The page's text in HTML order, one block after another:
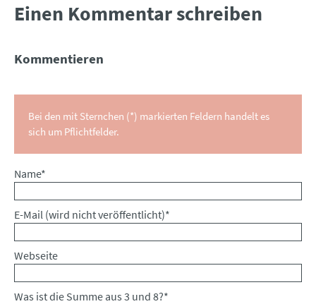
Einen Kommentar schreiben
Kommentieren
Bei den mit Sternchen (*) markierten Feldern handelt es
sich um Pflichtfelder.
Pflichtfeld
Name*
Pflichtfeld
E-Mail (wird nicht veröffentlicht)*
Webseite
Was ist die Summe aus 3 und 8?*